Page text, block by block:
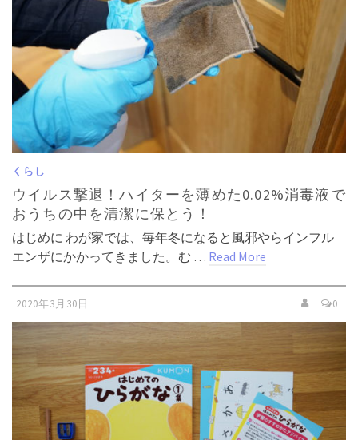
くらし
ウイルス撃退！ハイターを薄めた0.02%消毒液で
おうちの中を清潔に保とう！
はじめに わが家では、毎年冬になると風邪やらインフル
エンザにかかってきました。む … Read More
2020年3月30日 0